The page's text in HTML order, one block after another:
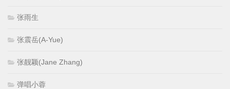
张雨生
张震岳(A-Yue)
张靓颖(Jane Zhang)
弹唱小蓉